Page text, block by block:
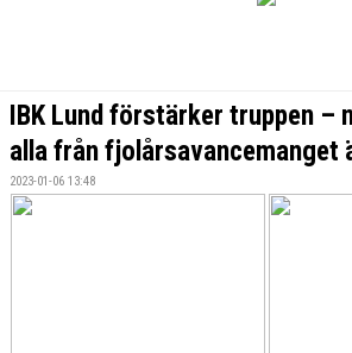
GÄSTBOK
BILDGALLERI
IBK Lund förstärker truppen –
alla från fjolårsavancemanget
2023-01-06 13:48